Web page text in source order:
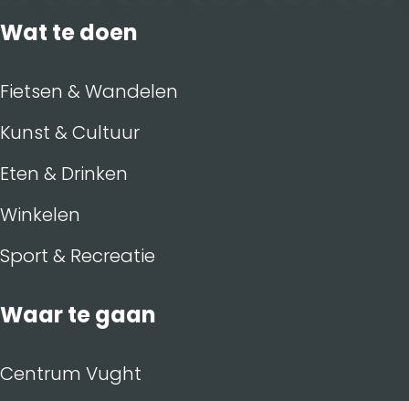
Wat te doen
Fietsen & Wandelen
Kunst & Cultuur
Eten & Drinken
Winkelen
Sport & Recreatie
Waar te gaan
Centrum Vught